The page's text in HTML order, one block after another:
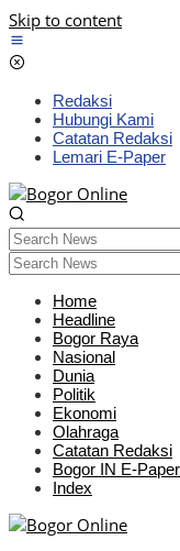
Skip to content
Redaksi
Hubungi Kami
Catatan Redaksi
Lemari E-Paper
Home
Headline
Bogor Raya
Nasional
Dunia
Politik
Ekonomi
Olahraga
Catatan Redaksi
Bogor IN E-Paper
Index